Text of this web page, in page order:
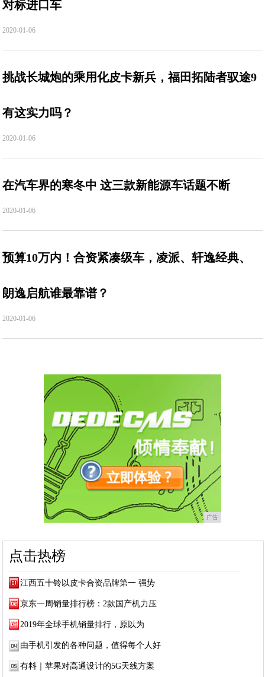
对标进口车
2020-01-06
挑战长城炮的乘用化皮卡新兵，福田拓陆者驭途9
有这实力吗？
2020-01-06
在汽车界的寒冬中 这三款新能源车话题不断
2020-01-06
预算10万内！合资紧凑级车，凌派、轩逸经典、
朗逸启航谁最靠谱？
2020-01-06
广告
点击热榜
江西五十铃以皮卡合资品牌第一 强势
京东一周销量排行榜：2款国产机力压
2019年全球手机销量排行，原以为
由手机引发的各种问题，值得每个人好
有料｜苹果对高通设计的5G天线方案